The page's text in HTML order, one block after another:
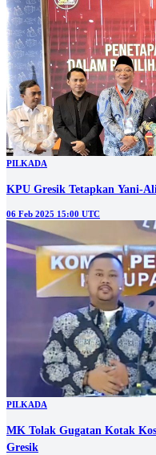
PILKADA
KPU Gresik Tetapkan Yani-
06 Feb 2025 15:00 UTC
PILKADA
MK Tolak Gugatan Kotak
Gresik